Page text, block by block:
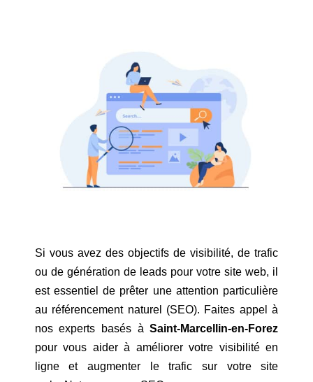
Si vous avez des objectifs de visibilité, de trafic
ou de génération de leads pour votre site web, il
est essentiel de prêter une attention particulière
au référencement naturel (SEO). Faites appel à
nos experts basés àSaint-Marcellin-en-Forez
pour vous aider à améliorer votre visibilité en
ligne et augmenter le trafic sur votre site